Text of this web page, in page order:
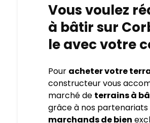
Vous voulez
à bâtir sur
le avec votre
Pour acheter votre
constructeur vous
marché de terrains à
grâce à nos partenariats
marchands de bien